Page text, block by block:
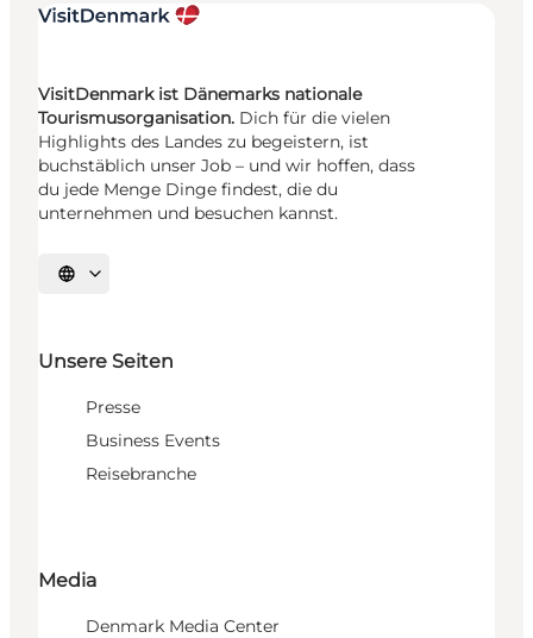
VisitDenmark ist Dänemarks nationale
Tourismusorganisation. Dich für die vielen
Highlights des Landes zu begeistern, ist
buchstäblich unser Job – und wir hoffen, dass
du jede Menge Dinge findest, die du
unternehmen und besuchen kannst.
Sprache auswählen
Unsere Seiten
Presse
Business Events
Reisebranche
Media
Denmark Media Center